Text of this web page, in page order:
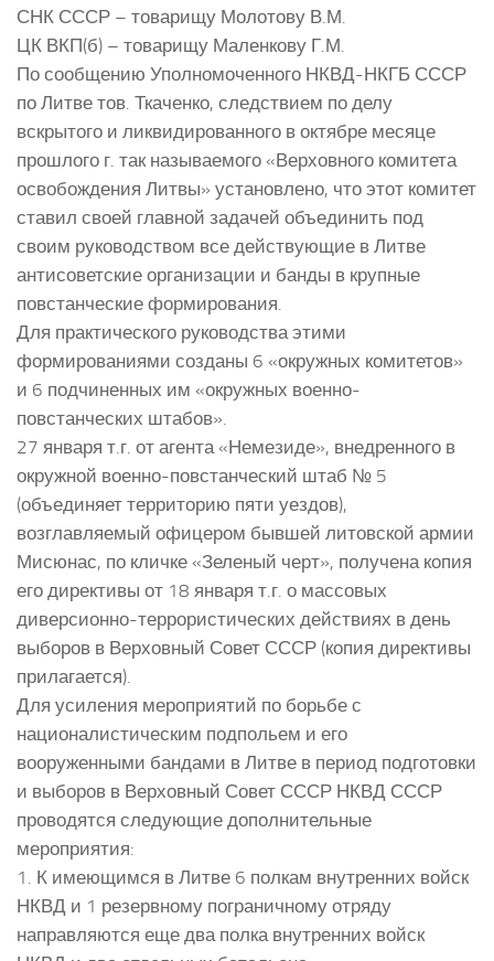
СНК СССР – товарищу Молотову В.М.
ЦК ВКП(б) – товарищу Маленкову Г.М.
По сообщению Уполномоченного НКВД-НКГБ СССР
по Литве тов. Ткаченко, следствием по делу
вскрытого и ликвидированного в октябре месяце
прошлого г. так называемого «Верховного комитета
освобождения Литвы» установлено, что этот комитет
ставил своей главной задачей объединить под
своим руководством все действующие в Литве
антисоветские организации и банды в крупные
повстанческие формирования.
Для практического руководства этими
формированиями созданы 6 «окружных комитетов»
и 6 подчиненных им «окружных военно-
повстанческих штабов».
27 января т.г. от агента «Немезиде», внедренного в
окружной военно-повстанческий штаб № 5
(объединяет территорию пяти уездов),
возглавляемый офицером бывшей литовской армии
Мисюнас, по кличке «Зеленый черт», получена копия
его директивы от 18 января т.г. о массовых
диверсионно-террористических действиях в день
выборов в Верховный Совет СССР (копия директивы
прилагается).
Для усиления мероприятий по борьбе с
националистическим подпольем и его
вооруженными бандами в Литве в период подготовки
и выборов в Верховный Совет СССР НКВД СССР
проводятся следующие дополнительные
мероприятия:
1. К имеющимся в Литве 6 полкам внутренних войск
НКВД и 1 резервному пограничному отряду
направляются еще два полка внутренних войск